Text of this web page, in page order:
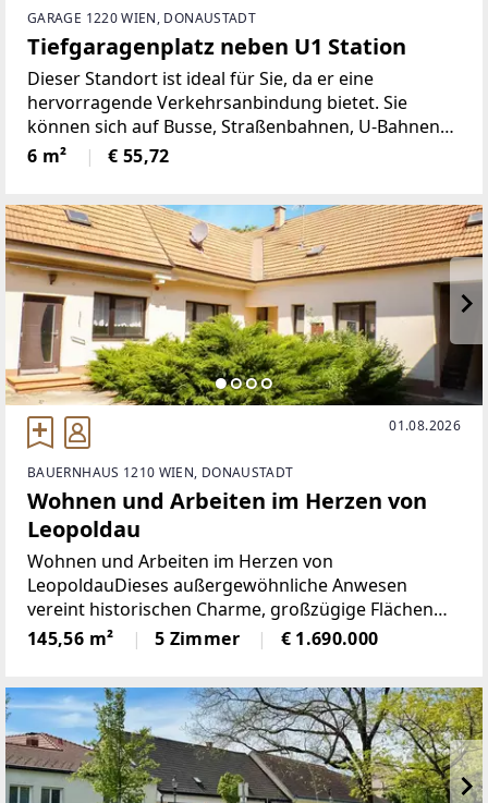
GARAGE 1220 WIEN, DONAUSTADT
Tiefgaragenplatz neben U1 Station
Dieser Standort ist ideal für Sie, da er eine
hervorragende Verkehrsanbindung bietet. Sie
können sich auf Busse, Straßenbahnen, U-Bahnen
und einen Bahnhof verlassen, um schnell und
einfach an Ihr Ziel zu gelangen. Ihr Fahrzeug ist in
6 m² € 55,72
01.08.2026
BAUERNHAUS 1210 WIEN, DONAUSTADT
Wohnen und Arbeiten im Herzen von
Leopoldau
Wohnen und Arbeiten im Herzen von
LeopoldauDieses außergewöhnliche Anwesen
vereint historischen Charme, großzügige Flächen
und vielseitige Nutzungsmöglichkeiten auf
beeindruckende Weise. Auf einem rund 1.993 m²
145,56 m² 5 Zimmer € 1.690.000